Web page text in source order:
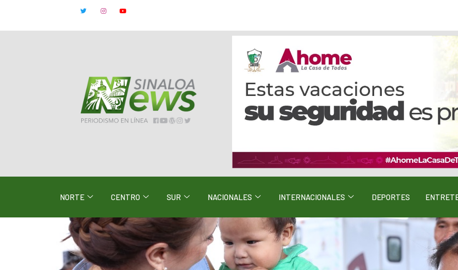
NORTE CENTRO SUR NACIONALES INTERNACIONALES DEPORTES